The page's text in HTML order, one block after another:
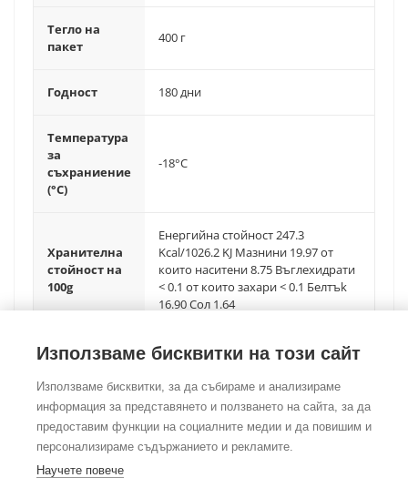
Тегло на
пакет
400 г
Годност 180 дни
Температура
за
съхраниение
(°C)
-18°C
Хранителна
стойност на
100g
Енергийна стойност 247.3
Kcal/1026.2 KJ Мазнини 19.97 от
които наситени 8.75 Въглехидрати
< 0.1 от които захари < 0.1 Белтъk
16.90 Сол 1.64
©Copyright2026Foodtradehub.comВсички права запазени
Използваме бисквитки на този сайт
Използваме бисквитки, за да събираме и анализираме
информация за представянето и ползването на сайта, за да
предоставим функции на социалните медии и да повишим и
персонализираме съдържанието и рекламите.
Научете повече